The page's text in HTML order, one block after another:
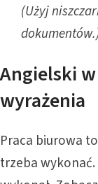
(Użyj
Angielski
wyrażenia
Praca biurowa
trzeba